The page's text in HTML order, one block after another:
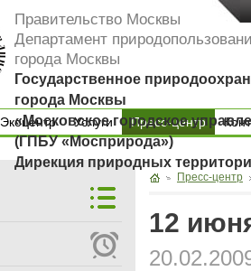
Правительство Москвы
Департамент
города Москвы
Государственное
города Москвы
«Московское городское
(ГПБУ «Мосприрода»)
Дирекция природных
Экоцентр
Экоцентр
Услуги
Услуги
Пресс-центр
Пресс-центр
12